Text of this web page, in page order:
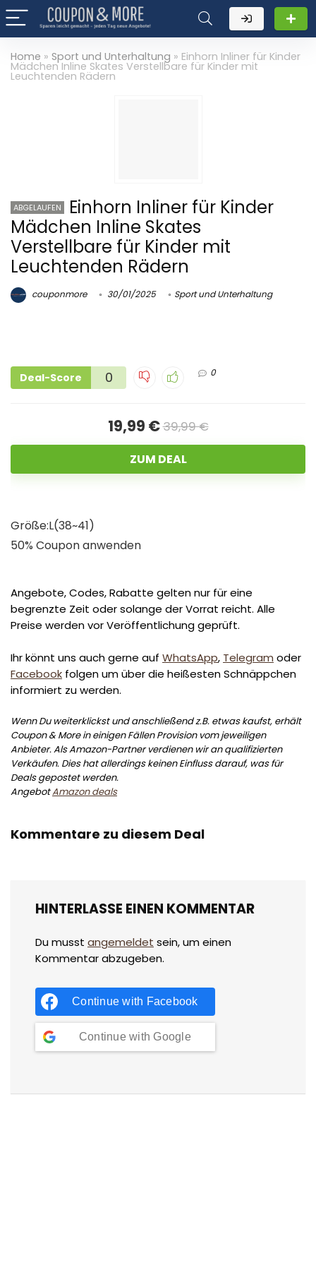
Home » Sport und Unterhaltung » Einhorn Inliner für Kinder
Mädchen Inline Skates Verstellbare für Kinder mit
Leuchtenden Rädern
ABGELAUFEN
Einhorn Inliner für Kinder
Mädchen Inline Skates
Verstellbare für Kinder mit
Leuchtenden Rädern
couponmore 30/01/2025 Sport und Unterhaltung
Deal-Score 0 0
19,99 €39,99 €
ZUM DEAL
Größe:L(38~41)
50% Coupon anwenden
Angebote, Codes, Rabatte gelten nur für eine
begrenzte Zeit oder solange der Vorrat reicht. Alle
Preise werden vor Veröffentlichung geprüft.
Ihr könnt uns auch gerne auf WhatsApp, Telegram oder
Facebook folgen um über die heißesten Schnäppchen
informiert zu werden.
Wenn Du weiterklickst und anschließend z.B. etwas kaufst, erhält
Coupon & More in einigen Fällen Provision vom jeweiligen
Anbieter. Als Amazon-Partner verdienen wir an qualifizierten
Verkäufen. Dies hat allerdings keinen Einfluss darauf, was für
Deals gepostet werden.
AngebotAmazon deals
Kommentare zu diesem Deal
HINTERLASSE EINEN KOMMENTAR
Du musst angemeldet sein, um einen
Kommentar abzugeben.
Continue with Facebook
Continue with Google